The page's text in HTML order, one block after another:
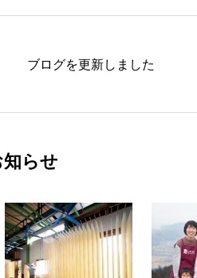
ブログを更新しました
らせ